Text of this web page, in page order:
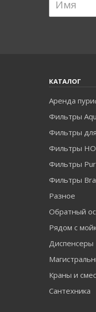
КАТАЛОГ
Аренда
Фильтры
Фильтры
Фильтры
Фильтры
Фильтры
Разное
Обратный
Рядом с
Диспенсеры
Краны и
Сантехника